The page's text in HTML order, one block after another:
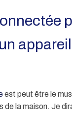
est peut être le
de la maison. Je